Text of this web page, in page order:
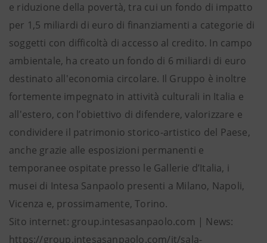
e riduzione della povertà, tra cui un fondo di impatto
per 1,5 miliardi di euro di finanziamenti a categorie di
soggetti con difficoltà di accesso al credito. In campo
ambientale, ha creato un fondo di 6 miliardi di euro
destinato all'economia circolare. Il Gruppo è inoltre
fortemente impegnato in attività culturali in Italia e
all'estero, con l’obiettivo di difendere, valorizzare e
condividere il patrimonio storico-artistico del Paese,
anche grazie alle esposizioni permanenti e
temporanee ospitate presso le Gallerie d’Italia, i
musei di Intesa Sanpaolo presenti a Milano, Napoli,
Vicenza e, prossimamente, Torino.
Sito internet: group.intesasanpaolo.com | News:
https://group.intesasanpaolo.com/it/sala-